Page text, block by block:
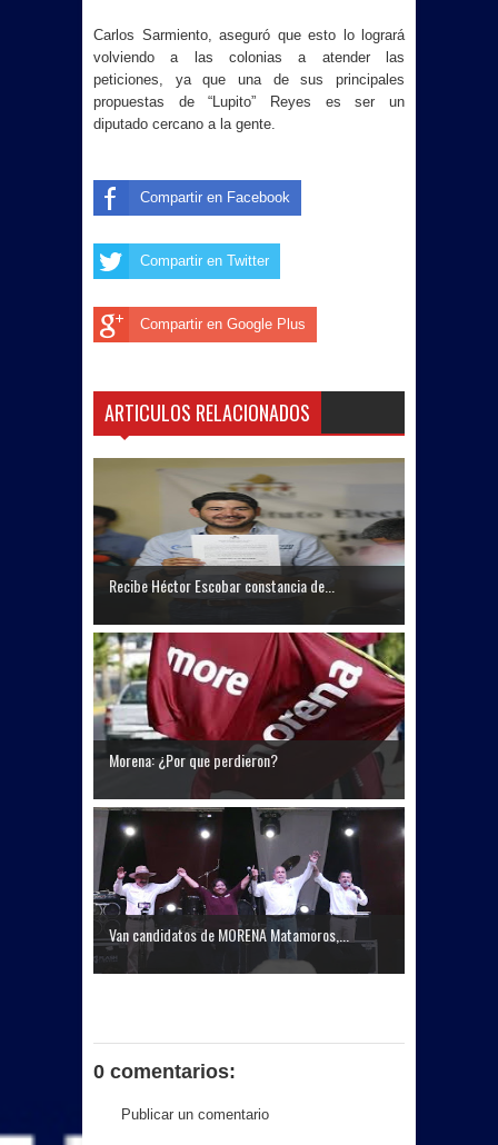
Carlos Sarmiento, aseguró que esto lo logrará
volviendo a las colonias a atender las
peticiones, ya que una de sus principales
propuestas de “Lupito” Reyes es ser un
diputado cercano a la gente.
Compartir en Facebook
Compartir en Twitter
Compartir en Google Plus
ARTICULOS RELACIONADOS
Recibe Héctor Escobar constancia de...
Morena: ¿Por que perdieron?
Van candidatos de MORENA Matamoros,...
0 comentarios:
Publicar un comentario